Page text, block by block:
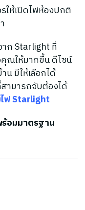
ให้เปิดไฟห้องปกติ
าก Starlight ที่
ณให้มากขึ้น ดีไซน์
น มีให้เลือกได้
ามารถจับต้องได้
ฟ Starlight
อมมาตรฐาน